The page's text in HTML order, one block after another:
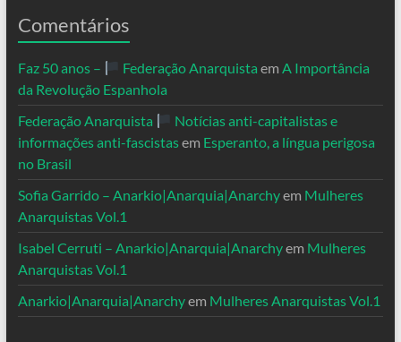
Comentários
Faz 50 anos – Federação Anarquista em A Importância
da Revolução Espanhola
Federação Anarquista
Notícias anti-capitalistas e
informações anti-fascistasem Esperanto, a língua perigosa
no Brasil
Sofia Garrido – Anarkio|Anarquia|Anarchyem Mulheres
Anarquistas Vol.1
Isabel Cerruti – Anarkio|Anarquia|Anarchyem Mulheres
Anarquistas Vol.1
Anarkio|Anarquia|Anarchyem Mulheres Anarquistas Vol.1